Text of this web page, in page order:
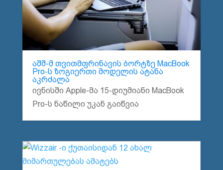
აშშ-მ თვითმფრინავის ბორტზე MacBook
Pro-ს ზოგიერთი მოდელის ატანა
აკრძალა
ივნისში Apple-მა 15-დიუმიანი MacBook
Pro-ს ნაწილი უკან გაიწვია